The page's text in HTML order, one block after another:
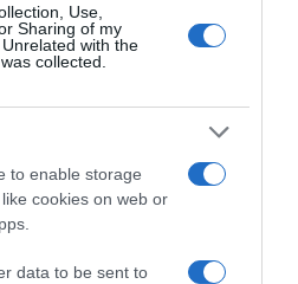
Use,
Sharing of my
with the
collected.
to enable storage
cookies on web or
data to be sent to
in licenza, offrire in
copie di qualsiasi
che non sia
dai presenti Termini
o parte del Servizio
elemento dei Contenuti o
Internet, applicazione,